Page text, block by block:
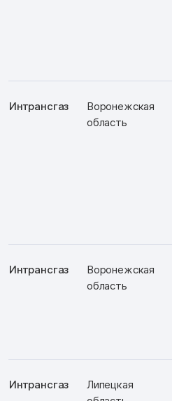
Интрансгаз
Воронежская
область
Интрансгаз
Воронежская
область
Интрансгаз
Липецкая